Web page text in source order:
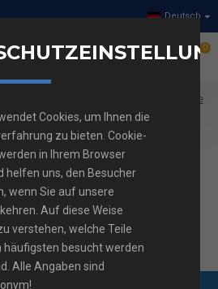
Deutsch
0
USB Steckdose
- Einzel mit
Schneider
Cookies, um Ihnen die
zu bieten. Cookie-
in Ihrem Browser
helfen uns, den Besucher
wenn Sie auf unsere
Auf diese Weise
verstehen, welche Teile
häufigsten besucht werden
Alle Angaben sind